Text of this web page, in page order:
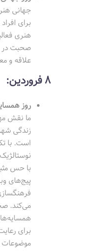
جهانی
برای
هنری
صحبت در
علاقه و
8 فروردین:
روز
ما نقش
زندگی
است. با
با حس
پیج‌های
می‌کند.
برای
موضوعات